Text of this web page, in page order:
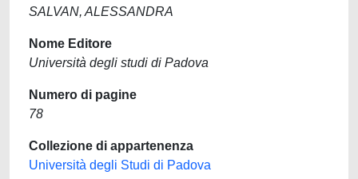
SALVAN, ALESSANDRA
Nome Editore
Università degli studi di Padova
Numero di pagine
78
Collezione di appartenenza
Università degli Studi di Padova